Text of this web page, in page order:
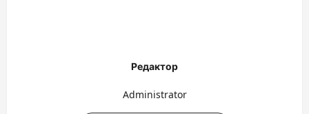
Редактор
Administrator